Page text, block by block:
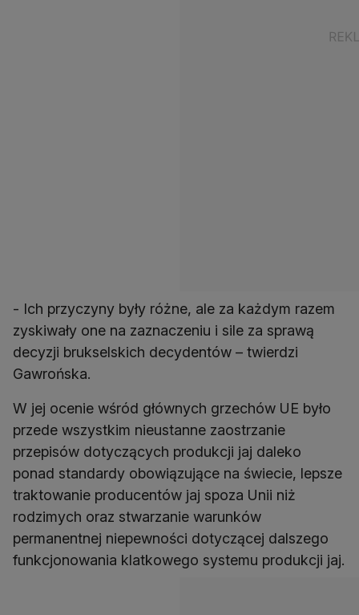
- Ich przyczyny były różne, ale za każdym razem
zyskiwały one na zaznaczeniu i sile za sprawą
decyzji brukselskich decydentów – twierdzi
Gawrońska.
W jej ocenie wśród głównych grzechów UE było
przede wszystkim nieustanne zaostrzanie
przepisów dotyczących produkcji jaj daleko
ponad standardy obowiązujące na świecie, lepsze
traktowanie producentów jaj spoza Unii niż
rodzimych oraz stwarzanie warunków
permanentnej niepewności dotyczącej dalszego
funkcjonowania klatkowego systemu produkcji jaj.